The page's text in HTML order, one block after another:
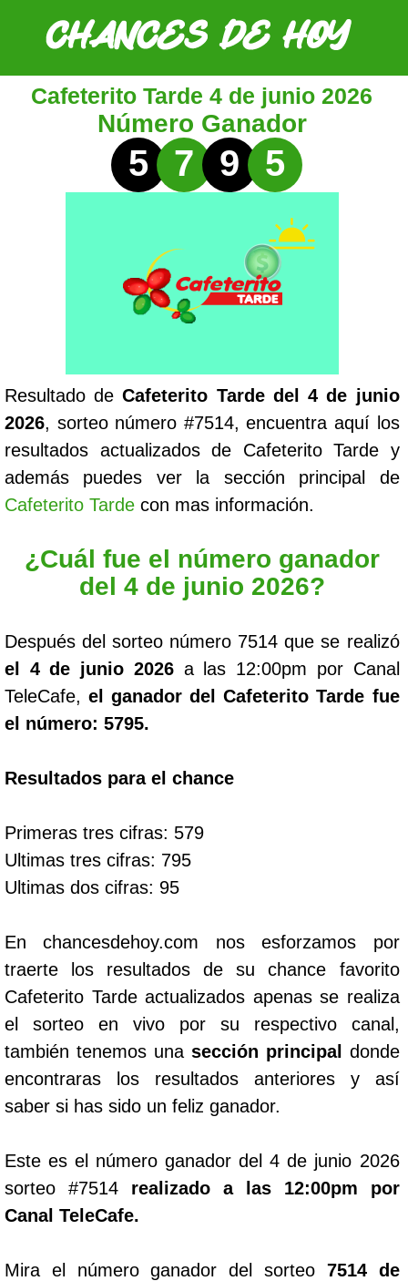
Cafeterito Tarde 4 de junio 2026
Número Ganador
5 7 9 5
Resultado deCafeterito Tarde del 4 de junio
2026, sorteo número #7514, encuentra aquí los
resultados actualizados de Cafeterito Tarde y
además puedes ver la sección principal de
Cafeterito Tarde con mas información.
¿Cuál fue el número ganador
del 4 de junio 2026?
Después del sorteo número 7514 que se realizó
el 4 de junio 2026a las 12:00pm por Canal
TeleCafe,el ganador del Cafeterito Tarde fue
el número: 5795.
Resultados para el chance
Primeras tres cifras: 579
Ultimas tres cifras: 795
Ultimas dos cifras: 95
En chancesdehoy.com nos esforzamos por
traerte los resultados de su chance favorito
Cafeterito Tarde actualizados apenas se realiza
el sorteo en vivo por su respectivo canal,
también tenemos una sección principal donde
encontraras los resultados anteriores y así
saber si has sido un feliz ganador.
Este es el número ganador del 4 de junio 2026
sorteo #7514 realizado a las 12:00pm por
Canal TeleCafe.
Mira el número ganador del sorteo 7514 de